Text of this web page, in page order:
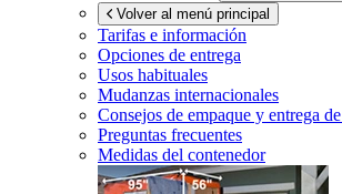
Volver al menú principal
Tarifas e información
Opciones de entrega
Usos habituales
Mudanzas internacionales
Consejos de empaque y entrega de
Preguntas frecuentes
Medidas del contenedor